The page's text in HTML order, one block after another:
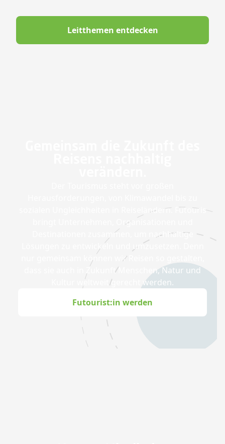
Leitthemen entdecken
sozialen Ungleichheiten in Reiseländern. Futouris
bringt Unternehmen, Organisationen und
Destinationen zusammen, um nachhaltige
Lösungen zu entwickeln und umzusetzen. Denn
nur gemeinsam können wir Reisen so gestalten,
dass sie auch in Zukunft Menschen, Natur und
Kultur weltweit gerecht werden.
Futourist:in werden